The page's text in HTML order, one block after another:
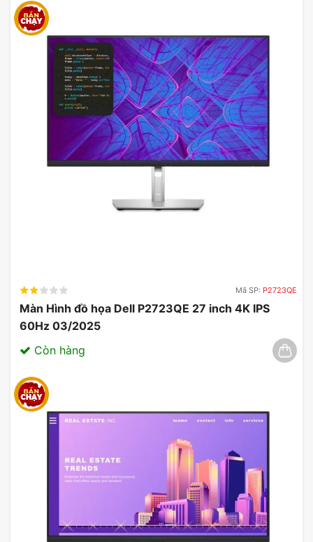
Mã SP: P2723QE
Màn Hình đồ họa Dell P2723QE 27 inch 4K IPS
60Hz 03/2025
Còn hàng